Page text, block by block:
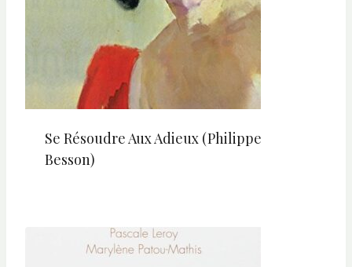
Se Résoudre Aux Adieux (Philippe
Besson)